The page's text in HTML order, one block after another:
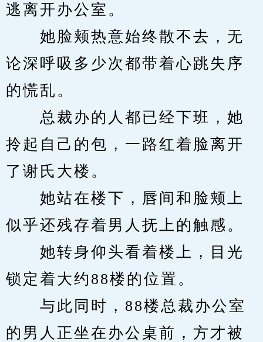
逃离开办公室。
她脸颊热意始终散不去，无
论深呼吸多少次都带着心跳失序
的慌乱。
总裁办的人都已经下班，她
拎起自己的包，一路红着脸离开
了谢氏大楼。
她站在楼下，唇间和脸颊上
似乎还残存着男人抚上的触感。
她转身仰头看着楼上，目光
锁定着大约88楼的位置。
与此同时，88楼总裁办公室
的男人正坐在办公桌前，方才被